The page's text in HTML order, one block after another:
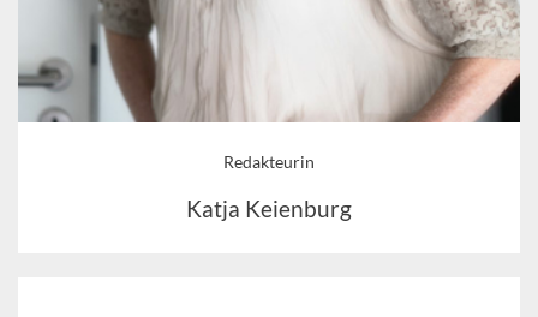
Redakteurin
Katja Keienburg